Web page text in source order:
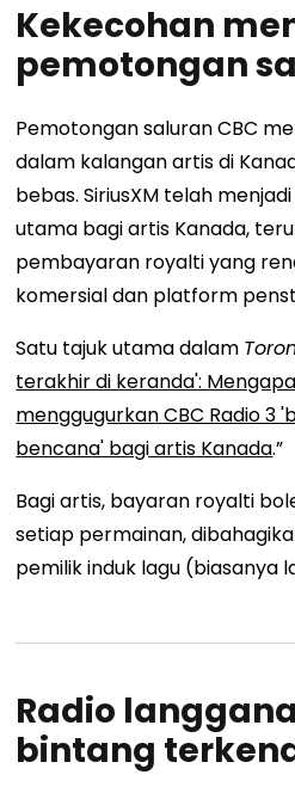
Kekecohan
pemotongan
Pemotongan saluran CBC
dalam kalangan artis di
bebas. SiriusXM telah
utama bagi artis Kanada,
pembayaran royalti yang
komersial dan platform
Satu tajuk utama dalam
terakhir di keranda': Mengapa
menggugurkan CBC Radio 3
bencana' bagi artis Kanada.”
Bagi artis, bayaran royalti
setiap permainan,
pemilik induk lagu (biasanya
Radio
bintang